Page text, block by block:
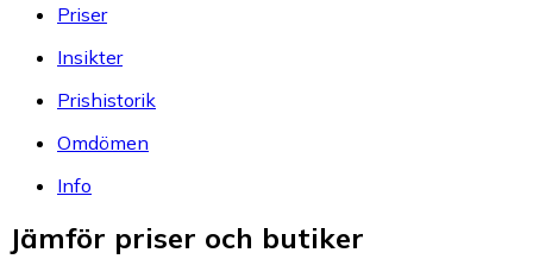
Priser
Insikter
Prishistorik
Omdömen
Info
Jämför priser och butiker